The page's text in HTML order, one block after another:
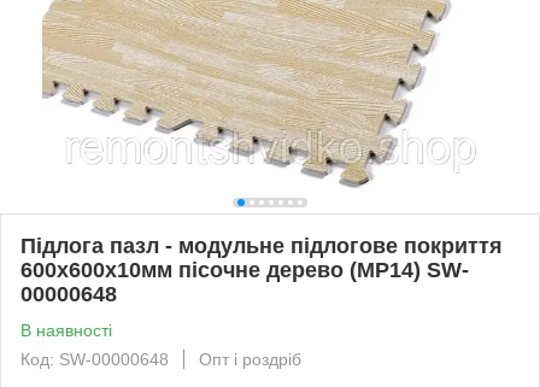
Підлога пазл - модульне підлогове покриття
600x600x10мм пісочне дерево (МР14) SW-
00000648
В наявності
Код: SW-00000648
Опт і роздріб